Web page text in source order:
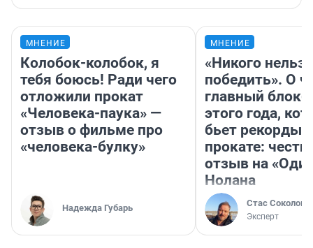
МНЕНИЕ
Колобок-колобок, я
тебя боюсь! Ради чего
отложили прокат
«Человека-паука» —
отзыв о фильме про
«человека-булку»
Надежда Губарь
МНЕНИЕ
«Никого нельзя
победить». О
главный
этого года,
бьет рекорды в
прокате:
отзыв на
Нолана
Стас Соколов
Эксперт